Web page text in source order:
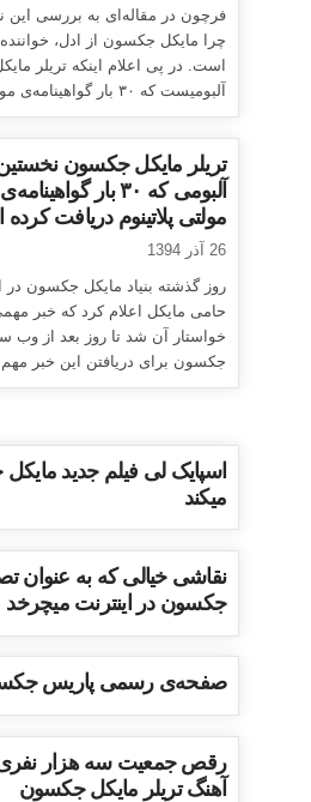
فرچون در مقاله‌ای به بررسی این
چرا مایکل جکسون از ادل،
است. در پی اعلام اینکه تریلر
آلبومیست که ۳۰ بار گواهینامه‌ی مولتی پلاتینوم...
تریلر مایکل جکسون
آلبومی که ۳۰ بار گواهینامه‌ی
مولتی پلاتینوم دریافت
26 آذر 1394
روز گذشته بنیاد مایکل جکسون در
حامی مایکل اعلام کرد که خبر
خواستار آن شد تا روز بعد از
جکسون برای دریافتن این خبر مهم
اسپایک لی فیلم جدید
میکند
نقاشی خیالی که به عنوان
جکسون در اینترنت میچرخد
صفحه‌ی رسمی پاریس
رقص جمعیت سه هزار نفری
آهنگ تریلر مایکل جکسون